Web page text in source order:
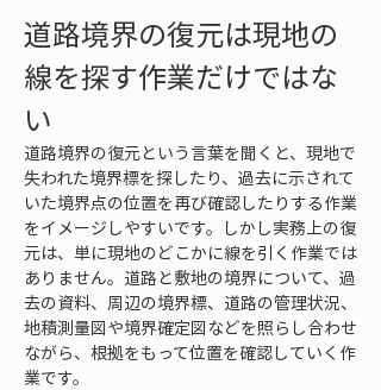
道路境界の復元は現地の
線を探す作業だけではな
い
道路境界の復元という言葉を聞くと、現地で
失われた境界標を探したり、過去に示されて
いた境界点の位置を再び確認したりする作業
をイメージしやすいです。しかし実務上の復
元は、単に現地のどこかに線を引く作業では
ありません。道路と敷地の境界について、過
去の資料、周辺の境界標、道路の管理状況、
地積測量図や境界確定図などを照らし合わせ
ながら、根拠をもって位置を確認していく作
業です。